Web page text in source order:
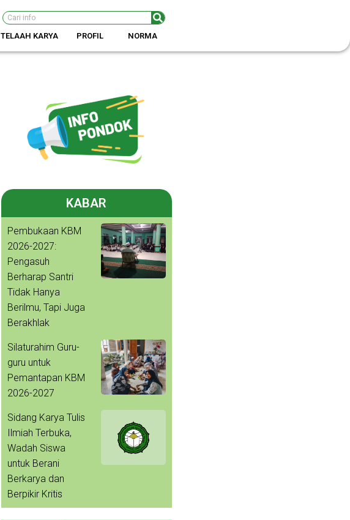
Search
TELAAH KARYA PROFIL NORMA
KABAR
Pembukaan KBM
2026-2027:
Pengasuh
Berharap Santri
Tidak Hanya
Berilmu, Tapi Juga
Berakhlak
Silaturahim Guru-
guru untuk
Pemantapan KBM
2026-2027
Sidang Karya Tulis
Ilmiah Terbuka,
Wadah Siswa
untuk Berani
Berkarya dan
Berpikir Kritis